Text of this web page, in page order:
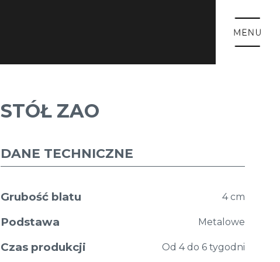
STÓŁ ZAO
DANE TECHNICZNE
Grubość blatu 4 cm
Podstawa Metalowe
Czas produkcji Od 4 do 6 tygodni